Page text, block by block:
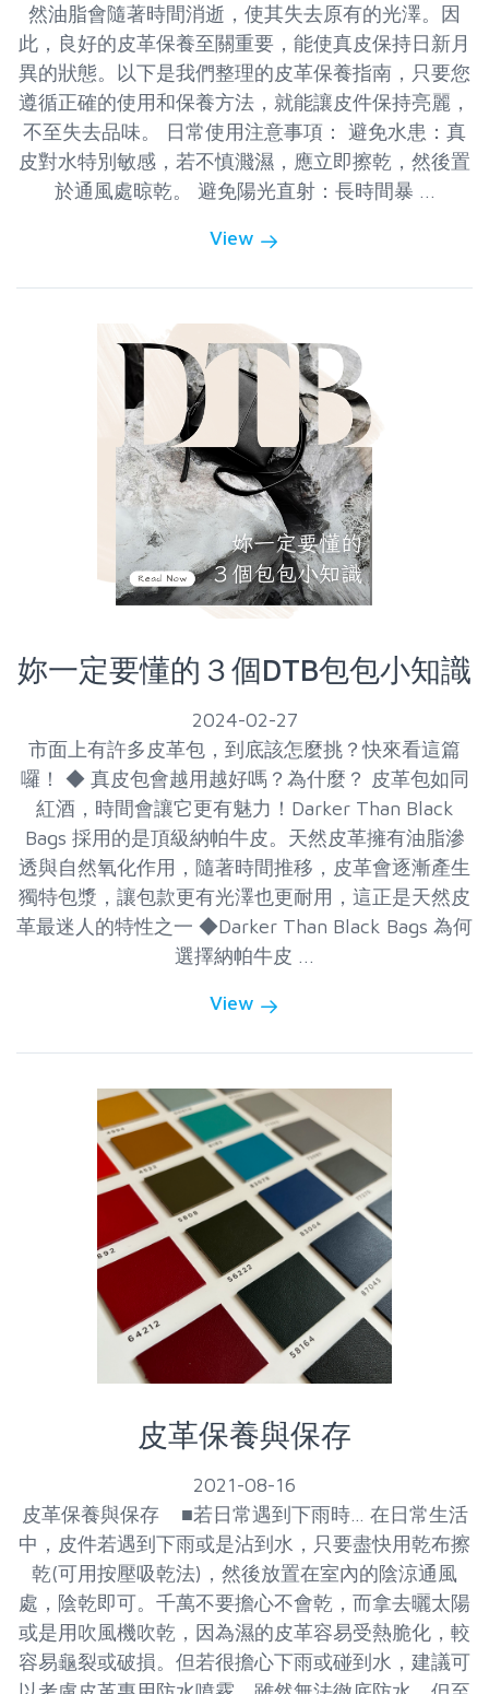
然油脂會隨著時間消逝，使其失去原有的光澤。因
此，良好的皮革保養至關重要，能使真皮保持日新月
異的狀態。以下是我們整理的皮革保養指南，只要您
遵循正確的使用和保養方法，就能讓皮件保持亮麗，
不至失去品味。 日常使用注意事項： 避免水患：真
皮對水特別敏感，若不慎濺濕，應立即擦乾，然後置
於通風處晾乾。 避免陽光直射：長時間暴 ...
View
妳一定要懂的３個DTB包包小知識
2024-02-27
市面上有許多皮革包，到底該怎麼挑？快來看這篇
囉！ ◆ 真皮包會越用越好嗎？為什麼？ 皮革包如同
紅酒，時間會讓它更有魅力！Darker Than Black
Bags 採用的是頂級納帕牛皮。天然皮革擁有油脂滲
透與自然氧化作用，隨著時間推移，皮革會逐漸產生
獨特包漿，讓包款更有光澤也更耐用，這正是天然皮
革最迷人的特性之一 ◆Darker Than Black Bags 為何
選擇納帕牛皮 ...
View
皮革保養與保存
2021-08-16
皮革保養與保存 ■若日常遇到下雨時… 在日常生活
中，皮件若遇到下雨或是沾到水，只要盡快用乾布擦
乾(可用按壓吸乾法)，然後放置在室內的陰涼通風
處，陰乾即可。千萬不要擔心不會乾，而拿去曬太陽
或是用吹風機吹乾，因為濕的皮革容易受熱脆化，較
容易龜裂或破損。但若很擔心下雨或碰到水，建議可